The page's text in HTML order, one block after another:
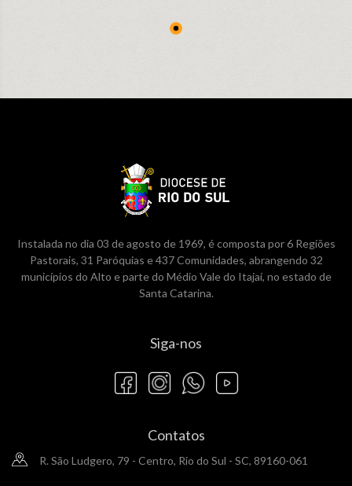
Instalada no dia 03 de agosto de 1969, é composta por 6 Regiões
Pastorais, 31 Paróquias e 437 Comunidades, abrangendo 32
municípios do Alto e parte do Médio Vale do Itajaí, no estado de
Santa Catarina.
Siga-nos
Contatos
R. São Ludgero, 79 - Centro, Rio do Sul - SC, 89160-061